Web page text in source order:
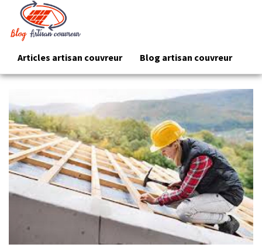
Articles artisan couvreur Blog artisan couvreur